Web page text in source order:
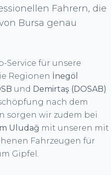
Fahrern, die
Bursa genau
Service für unsere
Regionen İnegöl
und Demirtaş (DOSAB)
nach dem
sorgen wir zudem bei
Uludağ mit unseren mit
Fahrzeugen für
Gipfel.